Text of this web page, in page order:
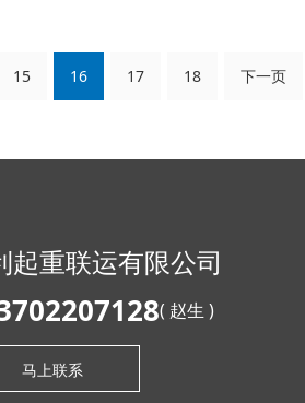
15 16 17 18 下一页
起重联运有限公司
( 赵生 )
马上联系